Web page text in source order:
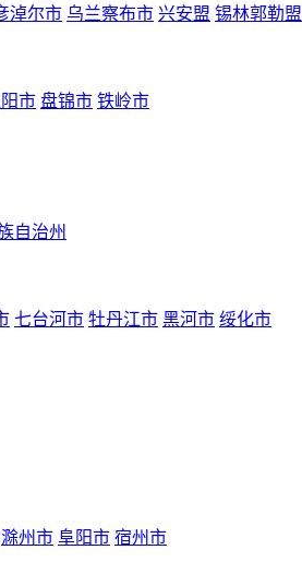
淖尔市 乌兰察布市 兴安盟 锡林郭勒盟
市 盘锦市 铁岭市
自治州
七台河市 牡丹江市 黑河市 绥化市
滁州市 阜阳市 宿州市